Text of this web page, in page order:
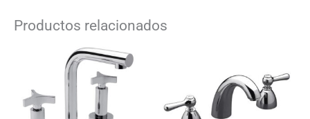
Productos relacionados